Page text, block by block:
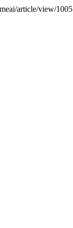
article/view/1005